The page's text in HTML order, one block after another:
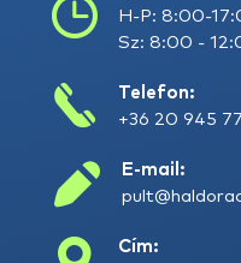
H-P: 8:00-
Sz: 8:00 -
Telefon:
+36 20 945
E-mail:
Cím: